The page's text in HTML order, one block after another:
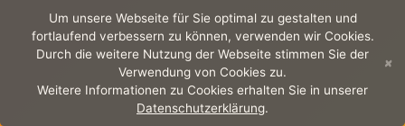
Um unsere Webseite für Sie optimal zu gestalten und
fortlaufend verbessern zu können, verwenden wir Cookies.
Durch die weitere Nutzung der Webseite stimmen Sie der
Verwendung von Cookies zu.
Weitere Informationen zu Cookies erhalten Sie in unserer
Datenschutzerklärung.
×